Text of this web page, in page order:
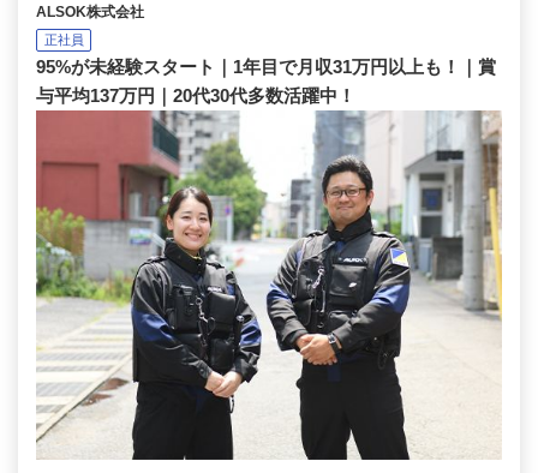
ALSOK株式会社
正社員
95%が未経験スタート｜1年目で月収31万円以上も！｜賞
与平均137万円｜20代30代多数活躍中！